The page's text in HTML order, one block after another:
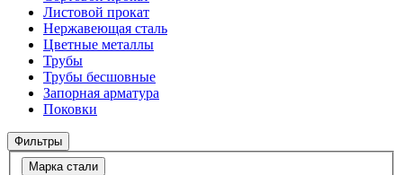
Листовой прокат
Нержавеющая сталь
Цветные металлы
Трубы
Трубы бесшовные
Запорная арматура
Поковки
Фильтры
Марка стали